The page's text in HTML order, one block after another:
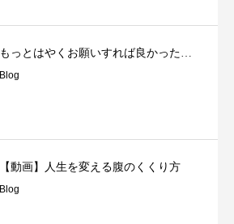
もっとはやくお願いすれば良かった…
Blog
【動画】人生を変える腹のくくり方
Blog